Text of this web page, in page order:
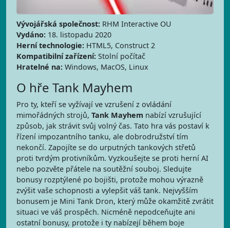
Vývojářská společnost: RHM Interactive OU
Vydáno: 18. listopadu 2020
Herní technologie: HTML5, Construct 2
Kompatibilní zařízení: Stolní počítač
Hratelné na: Windows, MacOS, Linux
O hře Tank Mayhem
Pro ty, kteří se vyžívají ve vzrušení z ovládání
mimořádných strojů, Tank Mayhem nabízí vzrušující
způsob, jak strávit svůj volný čas. Tato hra vás postaví k
řízení impozantního tanku, ale dobrodružství tím
nekončí. Zapojíte se do urputných tankových střetů
proti tvrdým protivníkům. Vyzkoušejte se proti herní AI
nebo pozvěte přátele na soutěžní souboj. Sledujte
bonusy rozptýlené po bojišti, protože mohou výrazně
zvýšit vaše schopnosti a vylepšit váš tank. Nejvyšším
bonusem je Mini Tank Dron, který může okamžitě zvrátit
situaci ve váš prospěch. Nicméně nepodceňujte ani
ostatní bonusy, protože i ty nabízejí během boje